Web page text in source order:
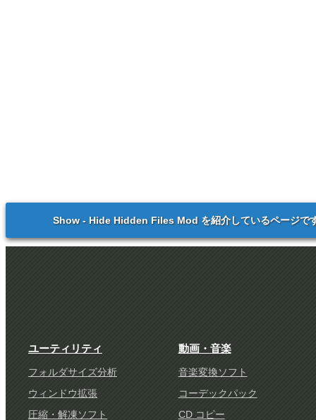
Show - Hide Hidden Files Mod を紹介しているページで
ユーティリティ
フォルダサイズ分析
ウィンドウ拡張
圧縮・解凍ソフト
動画・音楽
音楽変換ソフト
コーデックパック
CD コピー